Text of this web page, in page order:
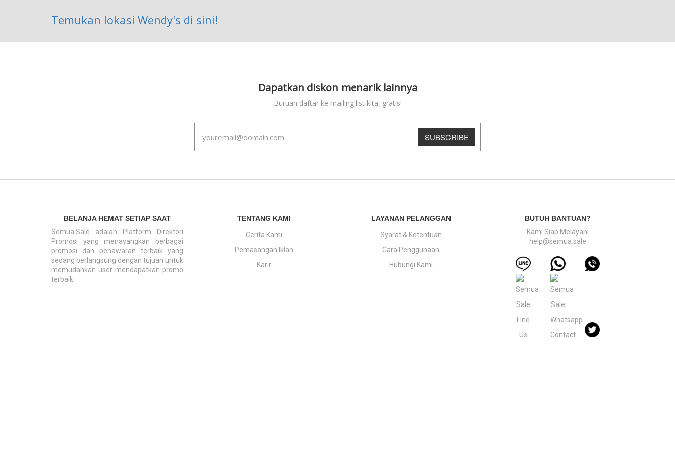
Temukan lokasi Wendy's di sini!
Dapatkan diskon menarik lainnya
Buruan daftar ke mailing list kita, gratis!
SUBSCRIBE
BELANJA HEMAT SETIAP SAAT
Semua.Sale adalah Platform Direktori
Promosi yang menayangkan berbagai
promosi dan penawaran terbaik yang
sedang berlangsung dengan tujuan untuk
memudahkan user mendapatkan promo
terbaik.
TENTANG KAMI
Cerita Kami
Pemasangan Iklan
Karir
LAYANAN PELANGGAN
Syarat & Ketentuan
Cara Penggunaan
Hubungi Kami
BUTUH BANTUAN?
Kami Siap Melayani
help@semua.sale